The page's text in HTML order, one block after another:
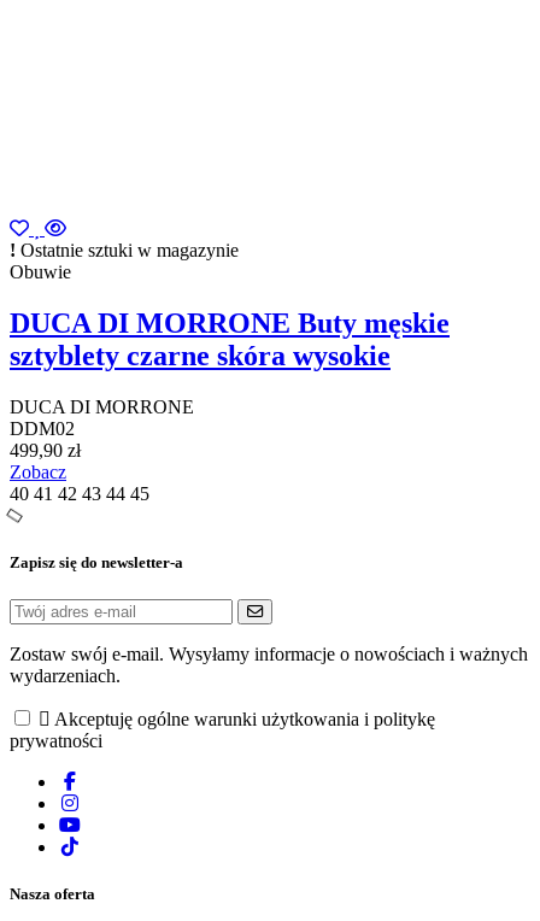
Ostatnie sztuki w magazynie
Obuwie
DUCA DI MORRONE Buty męskie
sztyblety czarne skóra wysokie
DUCA DI MORRONE
DDM02
499,90 zł
Zobacz
40 41 42 43 44 45
Zapisz się do newsletter-a
Zostaw swój e-mail. Wysyłamy informacje o nowościach i ważnych
wydarzeniach.
Akceptuję ogólne warunki użytkowania i politykę
prywatności
Nasza oferta